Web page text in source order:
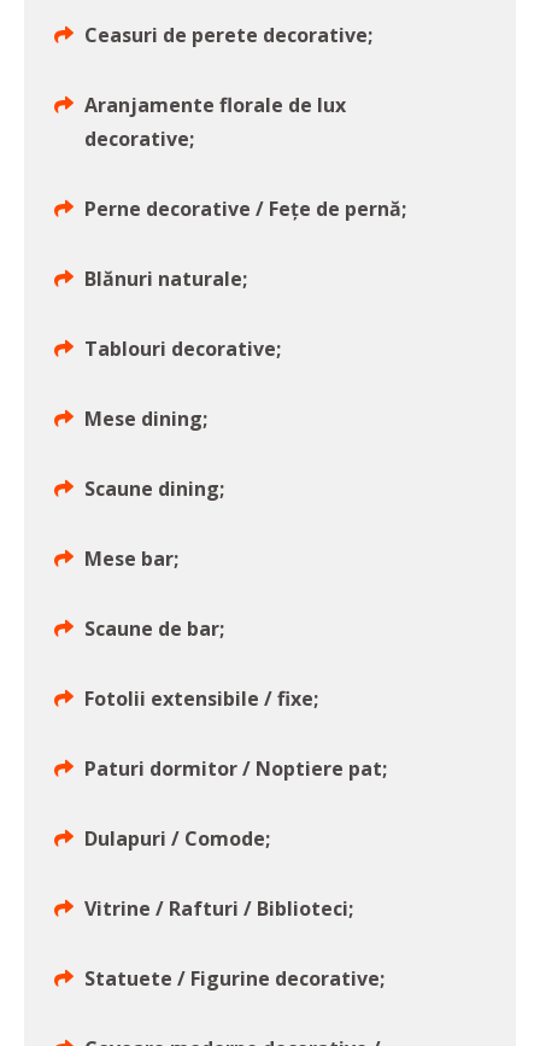
Ceasuri de perete decorative;
Aranjamente florale de lux
decorative;
Perne decorative / Fețe de pernă;
Blănuri naturale;
Tablouri decorative;
Mese dining;
Scaune dining;
Mese bar;
Scaune de bar;
Fotolii extensibile / fixe;
Paturi dormitor / Noptiere pat;
Dulapuri / Comode;
Vitrine / Rafturi / Biblioteci;
Statuete / Figurine decorative;